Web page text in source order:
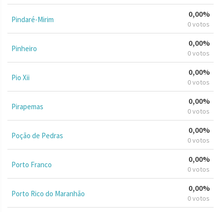
Pindaré-Mirim
0,00%
0 votos
Pinheiro
0,00%
0 votos
Pio Xii
0,00%
0 votos
Pirapemas
0,00%
0 votos
Poção de Pedras
0,00%
0 votos
Porto Franco
0,00%
0 votos
Porto Rico do Maranhão
0,00%
0 votos